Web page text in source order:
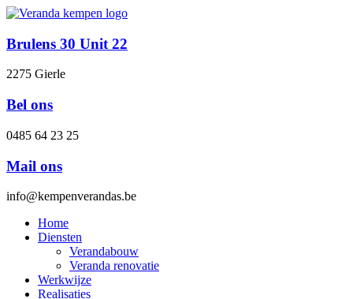
Skip
content
Brulens 30 Unit 22
2275 Gierle
Bel ons
0485 64 23 25
Mail ons
info@kempenverandas.be
Home
Diensten
Verandabouw
Veranda renovatie
Werkwijze
Realisaties